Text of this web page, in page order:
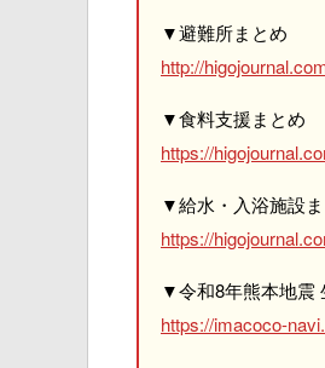
▼避難所まとめ
http://
▼食料支援まとめ
https://
▼給水・入浴施設
https://
▼令和8年熊本地震
https://imacoco-